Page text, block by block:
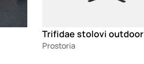
Trifidae stolovi outdoor
Prostoria